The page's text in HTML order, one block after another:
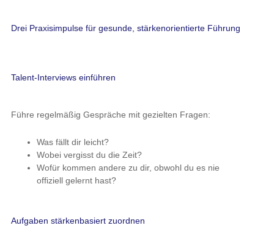
Drei Praxisimpulse für gesunde, stärkenorientierte Führung
Talent-Interviews einführen
Führe regelmäßig Gespräche mit gezielten Fragen:
Was fällt dir leicht?
Wobei vergisst du die Zeit?
Wofür kommen andere zu dir, obwohl du es nie
offiziell gelernt hast?
Aufgaben stärkenbasiert zuordnen